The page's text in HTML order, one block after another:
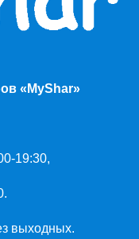
«MyShar»
19:30,
выходных.